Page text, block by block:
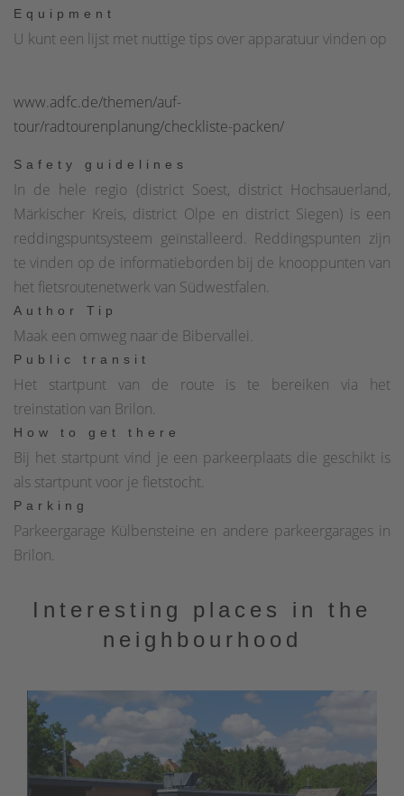
Equipment
U kunt een lijst met nuttige tips over apparatuur vinden op
www.adfc.de/themen/auf-
tour/radtourenplanung/checkliste-packen/
Safety guidelines
In de hele regio (district Soest, district Hochsauerland,
Märkischer Kreis, district Olpe en district Siegen) is een
reddingspuntsysteem geïnstalleerd. Reddingspunten zijn
te vinden op de informatieborden bij de knooppunten van
het fietsroutenetwerk van Südwestfalen.
Author Tip
Maak een omweg naar de Bibervallei.
Public transit
Het startpunt van de route is te bereiken via het
treinstation van Brilon.
How to get there
Bij het startpunt vind je een parkeerplaats die geschikt is
als startpunt voor je fietstocht.
Parking
Parkeergarage Külbensteine en andere parkeergarages in
Brilon.
Interesting places in the
neighbourhood